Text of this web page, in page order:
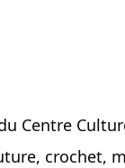
Centre
crochet,